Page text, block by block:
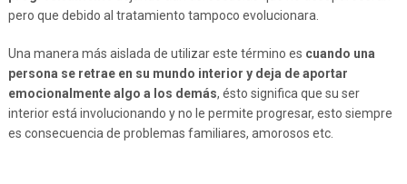
pero que debido al tratamiento tampoco evolucionara.
Una manera más aislada de utilizar este término es cuando una
persona se retrae en su mundo interior y deja de aportar
emocionalmente algo a los demás, ésto significa que su ser
interior está involucionando y no le permite progresar, esto siempre
es consecuencia de problemas familiares, amorosos etc.